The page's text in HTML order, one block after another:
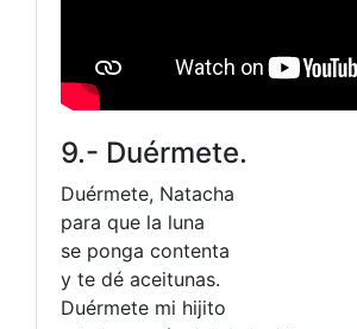
9.- Duérmete.
Duérmete, Natacha
para que la luna
se ponga contenta
y te dé aceitunas.
Duérmete mi hijito